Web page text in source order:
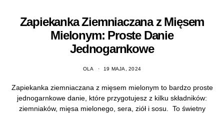
Zapiekanka Ziemniaczana z Mięsem
Mielonym: Proste Danie
Jednogarnkowe
OLA 19 MAJA, 2024
Zapiekanka ziemniaczana z mięsem mielonym to bardzo proste
jednogarnkowe danie, które przygotujesz z kilku składników:
ziemniaków, mięsa mielonego, sera, ziół i sosu. To świetny